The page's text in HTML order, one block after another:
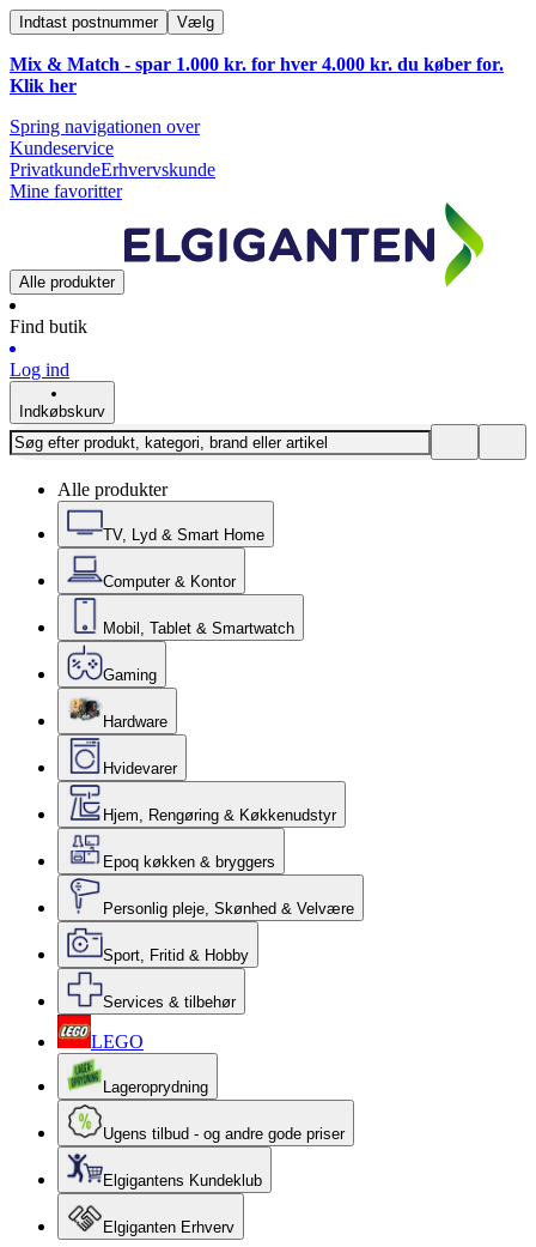
Indtast postnummer Vælg
Mix & Match - spar 1.000 kr. for hver 4.000 kr. du køber for.
Klik her
Spring navigationen over
Kundeservice
PrivatkundeErhvervskunde
Mine favoritter
Alle produkter
Find butik
Log ind
Indkøbskurv
Alle produkter
TV, Lyd & Smart Home
Computer & Kontor
Mobil, Tablet & Smartwatch
Gaming
Hardware
Hvidevarer
Hjem, Rengøring & Køkkenudstyr
Epoq køkken & bryggers
Personlig pleje, Skønhed & Velvære
Sport, Fritid & Hobby
Services & tilbehør
LEGO
Lageroprydning
Ugens tilbud - og andre gode priser
Elgigantens Kundeklub
Elgiganten Erhverv